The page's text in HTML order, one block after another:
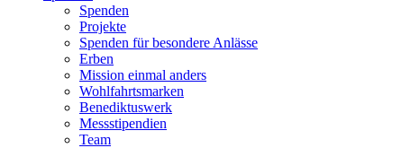
Spenden
Projekte
Spenden für besondere Anlässe
Erben
Mission einmal anders
Wohlfahrtsmarken
Benediktuswerk
Messstipendien
Team